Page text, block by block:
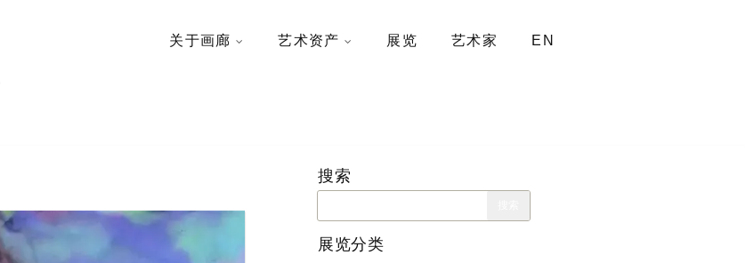
关于画廊 艺术资产 展览 艺术家 EN
搜索
索：
展览分类